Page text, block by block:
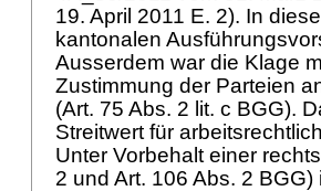
19. April 2011 E. 2). In
kantonalen
Ausserdem war die Klage
Zustimmung der Parteien
(Art. 75 Abs. 2 lit. c BGG).
Streitwert für
Unter Vorbehalt einer
2 und Art. 106 Abs. 2 BGG)